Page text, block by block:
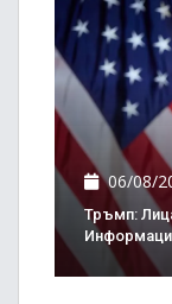
06/08/
Тръмп: